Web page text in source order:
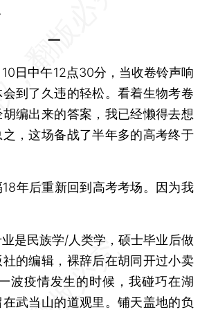
一
中午12点30分，当收卷铃声响
到了久违的轻松。看着生物考卷
胡编出来的答案，我已经懒得去想
，这场备战了半年多的高考终于
年后重新回到高考考场。因为我
民族学/人类学，硕士毕业后做
的编辑，裸辞后在胡同开过小卖
波疫情发生的时候，我碰巧在湖
武当山的道观里。铺天盖地的负